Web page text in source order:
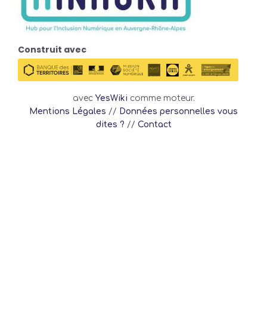
Construit avec
avec YesWiki comme moteur.
Mentions Légales // Données personnelles vous
dites ? // Contact